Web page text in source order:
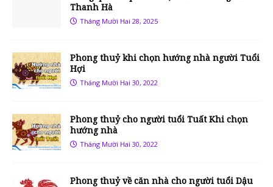
Thanh Hà
Tháng Mười Hai 28, 2025
Phong thuỷ khi chọn hướng nhà người Tuổi
Hợi
Tháng Mười Hai 30, 2022
Phong thuỷ cho người tuổi Tuất Khi chọn
hướng nhà
Tháng Mười Hai 30, 2022
Phong thuỷ về căn nhà cho người tuổi Dậu